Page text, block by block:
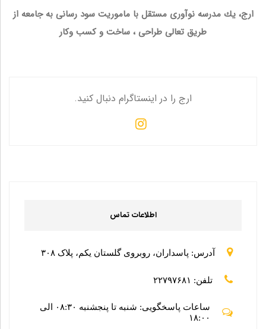
مطلب
ارج، يك مدرسه نوآوری مستقل با ماموريت سود رسانی به جامعه از
طريق تعالی طراحی ، ساخت و كسب وكار
ارج را در اینستاگرام دنبال کنید.
اطلاعات تماس
آدرس: پاسداران، روبروی گلستان یکم، پلاک ۳۰۸
تلفن: ۲۲۷۹۷۶۸۱
ساعات پاسخگویی: شنبه تا پنجشنبه ۰۸:۳۰ الی
۱۸:۰۰